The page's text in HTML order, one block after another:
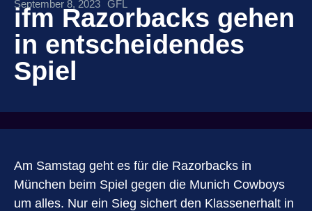
September 8, 2023 GFL
ifm Razorbacks gehen
in entscheidendes
Spiel
Am Samstag geht es für die Razorbacks in
München beim Spiel gegen die Munich Cowboys
um alles. Nur ein Sieg sichert den Klassenerhalt in